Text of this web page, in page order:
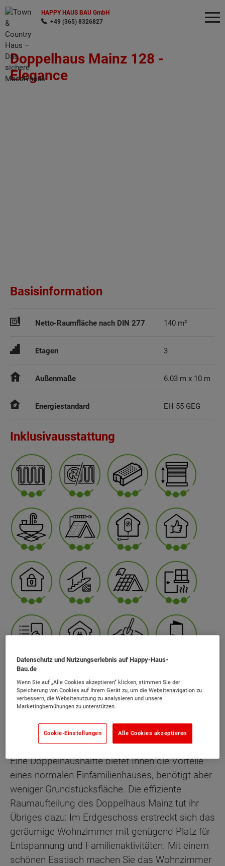
HAPPY HAUS BAU GmbH
+49 (365) 8326827
Doppelhaus Mainz 128 -
Elegance
Basisinformation
Netto-Raumfläche nach DIN 277 140 m²
Etagen 3
Außenmaße 6.03 m x 10 m
Energiestandard EH 55 GEG
Inklusivausstattung
Beschreibung
Eine Doppelhaushälfte bietet Ihnen die Vorteile
eines normalen Einfamilienhauses, benötigt aber
weniger Grundstücksfläche. Die effiziente
Raumaufteilung des Doppelhaus Mainz tut ihr
Übriges dazu: Im Erdgeschoss erstreckt sich das
geräumige Wohnzimmer mit genügend Platz für
Entspannung und Familienaktivitäten. Mit einem
schönen Esstisch machen Sie das Wohnzimmer
Wonach möchten Sie suchen?
Datenschutz und Nutzungserlebnis auf Happy-Haus-
Bau.de
Wenn Sie auf „Alle Cookies akzeptieren“ klicken, stimmen Sie der
Speicherung von Cookies auf Ihrem Gerät zu, um die Websitenavigation zu
verbessern, die Websitenutzung zu analysieren und unsere
Marketingbemühungen zu unterstützen.
Cookie-Einstellungen Alle Cookies akzeptieren